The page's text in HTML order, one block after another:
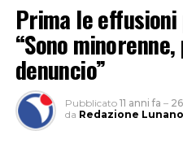
Prima le
“Sono
denuncio”
Pubblicato 11 anni fa –
da Redazione